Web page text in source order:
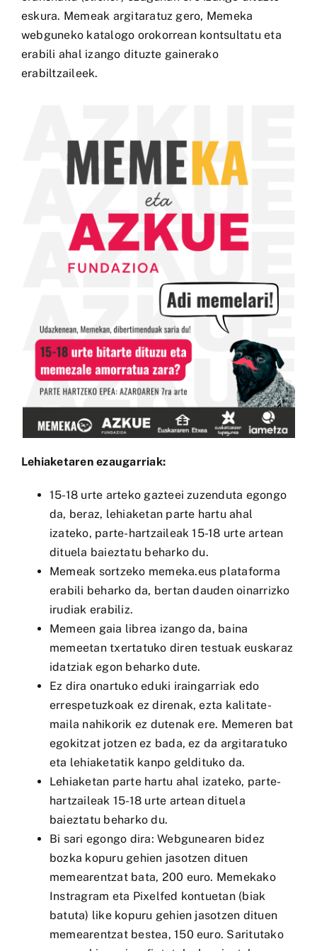
eskura. Memeak argitaratuz gero, Memeka
webguneko katalogo orokorrean kontsultatu eta
erabili ahal izango dituzte gainerako
erabiltzaileek.
Lehiaketaren ezaugarriak:
15-18 urte arteko gazteei zuzenduta egongo
da, beraz, lehiaketan parte hartu ahal
izateko, parte-hartzaileak 15-18 urte artean
dituela baieztatu beharko du.
Memeak sortzeko memeka.eus plataforma
erabili beharko da, bertan dauden oinarrizko
irudiak erabiliz.
Memeen gaia librea izango da, baina
memeetan txertatuko diren testuak euskaraz
idatziak egon beharko dute.
Ez dira onartuko eduki iraingarriak edo
errespetuzkoak ez direnak, ezta kalitate-
maila nahikorik ez dutenak ere. Memeren bat
egokitzat jotzen ez bada, ez da argitaratuko
eta lehiaketatik kanpo geldituko da.
Lehiaketan parte hartu ahal izateko, parte-
hartzaileak 15-18 urte artean dituela
baieztatu beharko du.
Bi sari egongo dira: Webgunearen bidez
bozka kopuru gehien jasotzen dituen
memearentzat bata, 200 euro. Memekako
Instragram eta Pixelfed kontuetan (biak
batuta) like kopuru gehien jasotzen dituen
memearentzat bestea, 150 euro. Saritutako